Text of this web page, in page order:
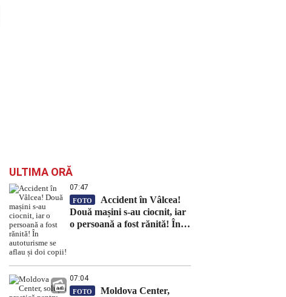
ULTIMA ORĂ
07:47
FOTO
Accident în Vâlcea!
Două mașini s-au ciocnit, iar
o persoană a fost rănită! În
07:04
FOTO
Moldova Center,